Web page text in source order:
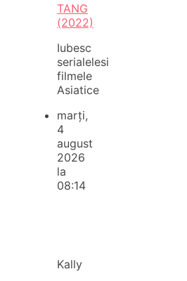
TANG
(2022)
Iubesc
serialelesi
filmele
Asiatice
marți,
4
august
2026
la
08:14
Kally